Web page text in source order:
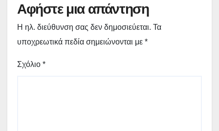
Αφήστε μια απάντηση
Η ηλ. διεύθυνση σας δεν δημοσιεύεται. Τα
υποχρεωτικά πεδία σημειώνονται με *
Σχόλιο *